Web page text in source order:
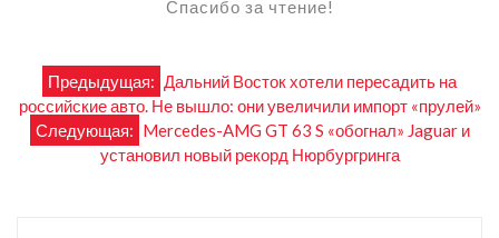
Спасибо за чтение!
Навигация
по
записям
Предыдущая: Дальний Восток хотели пересадить на
российские авто. Не вышло: они увеличили импорт «прулей»
Следующая: Mercedes-AMG GT 63 S «обогнал» Jaguar и
установил новый рекорд Нюрбургринга